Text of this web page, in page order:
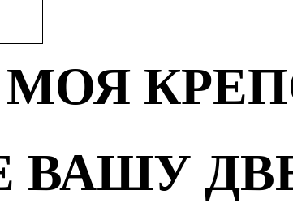
ВАШУ